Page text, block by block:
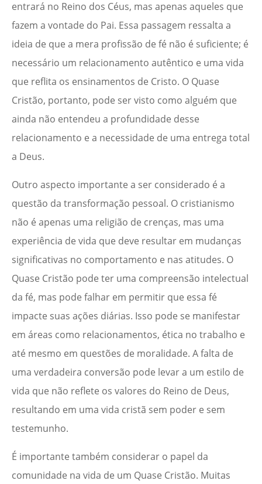
entrará no Reino dos Céus, mas apenas aqueles que
fazem a vontade do Pai. Essa passagem ressalta a
ideia de que a mera profissão de fé não é suficiente; é
necessário um relacionamento autêntico e uma vida
que reflita os ensinamentos de Cristo. O Quase
Cristão, portanto, pode ser visto como alguém que
ainda não entendeu a profundidade desse
relacionamento e a necessidade de uma entrega total
a Deus.
Outro aspecto importante a ser considerado é a
questão da transformação pessoal. O cristianismo
não é apenas uma religião de crenças, mas uma
experiência de vida que deve resultar em mudanças
significativas no comportamento e nas atitudes. O
Quase Cristão pode ter uma compreensão intelectual
da fé, mas pode falhar em permitir que essa fé
impacte suas ações diárias. Isso pode se manifestar
em áreas como relacionamentos, ética no trabalho e
até mesmo em questões de moralidade. A falta de
uma verdadeira conversão pode levar a um estilo de
vida que não reflete os valores do Reino de Deus,
resultando em uma vida cristã sem poder e sem
testemunho.
É importante também considerar o papel da
comunidade na vida de um Quase Cristão. Muitas